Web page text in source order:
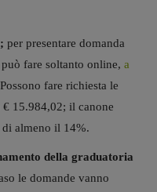
per presentare domanda
fare soltanto online, a
fare richiesta le
15.984,02; il canone
di almeno il 14%.
della graduatoria
le domande vanno